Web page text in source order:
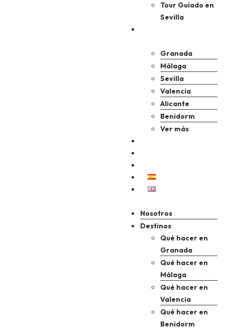
Tour Guiado en
Sevilla
Granada
Málaga
Sevilla
Valencia
Alicante
Benidorm
Ver más
Nosotros
Destinos
Qué hacer en
Granada
Qué hacer en
Málaga
Qué hacer en
Valencia
Qué hacer en
Benidorm